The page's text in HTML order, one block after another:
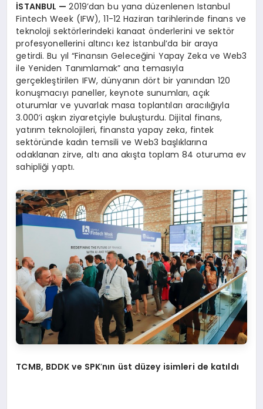
İSTANBUL —2019’dan bu yana düzenlenen Istanbul
Fintech Week (IFW), 11-12 Haziran tarihlerinde finans ve
teknoloji sektörlerindeki kanaat önderlerini ve sektör
profesyonellerini altıncı kez İstanbul’da bir araya
getirdi. Bu yıl “Finansın Geleceğini Yapay Zeka ve Web3
ile Yeniden Tanımlamak” ana temasıyla
gerçekleştirilen IFW, dünyanın dört bir yanından 120
konuşmacıyı paneller, keynote sunumları, açık
oturumlar ve yuvarlak masa toplantıları aracılığıyla
3.000’i aşkın ziyaretçiyle buluşturdu. Dijital finans,
yatırım teknolojileri, finansta yapay zeka, fintek
sektöründe kadın temsili ve Web3 başlıklarına
odaklanan zirve, altı ana akışta toplam 84 oturuma ev
sahipliği yaptı.
TCMB, BDDK ve SPK’nın üst düzey isimleri de katıldı